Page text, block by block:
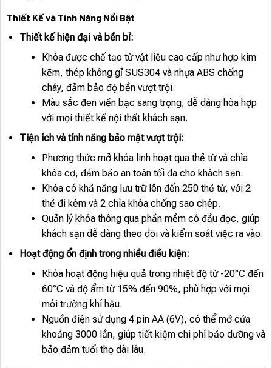
Thiết Kế và Tính Năng Nổi Bật
Thiết kế hiện đại và bền bỉ:
Khóa được chế tạo từ vật liệu cao cấp như hợp kim
kẽm, thép không gỉ SUS304 và nhựa ABS chống
cháy, đảm bảo độ bền vượt trội.
Màu sắc đen viền bạc sang trọng, dễ dàng hòa hợp
với mọi thiết kế nội thất khách sạn.
Tiện ích và tính năng bảo mật vượt trội:
Phương thức mở khóa linh hoạt qua thẻ từ và chìa
khóa cơ, đảm bảo an toàn tối đa cho khách sạn.
Khóa có khả năng lưu trữ lên đến 250 thẻ từ, với 2
thẻ đi kèm và 2 chìa khóa chống sao chép.
Quản lý khóa thông qua phần mềm có đầu đọc, giúp
khách sạn dễ dàng theo dõi và kiểm soát việc ra vào.
Hoạt động ổn định trong nhiều điều kiện:
Khóa hoạt động hiệu quả trong nhiệt độ từ -20°C đến
60°C và độ ẩm từ 15% đến 90%, phù hợp với mọi
môi trường khí hậu.
Nguồn điện sử dụng 4 pin AA (6V), có thể mở cửa
khoảng 3000 lần, giúp tiết kiệm chi phí bảo dưỡng và
bảo đảm tuổi thọ dài lâu.